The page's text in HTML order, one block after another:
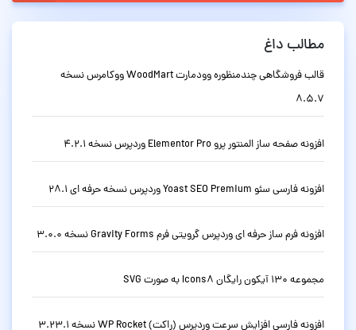
مطالب داغ
قالب فروشگاهی چندمنظوره وودمارت WoodMart ووکامرس نسخه
8.5.7
افزونه صفحه ساز المنتور پرو Elementor Pro وردپرس نسخه 4.2.1
افزونه فارسی سئو Yoast SEO Premium وردپرس نسخه حرفه ای 28.1
افزونه فرم ساز حرفه ای وردپرس گرویتی فرم Gravity Forms نسخه 3.0.0
مجموعه 130 آیکون رایگان Icons8 به صورت SVG
افزونه فارسی افزایش سرعت وردپرس (راکت) WP Rocket نسخه 3.23.1